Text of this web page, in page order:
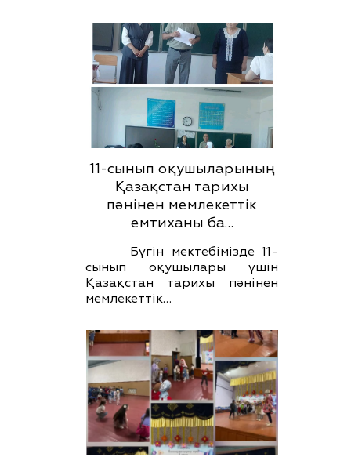
11-сынып оқушыларының
Қазақстан тарихы
пәнінен мемлекеттік
емтиханы ба…
Бүгін мектебімізде 11-
сынып оқушылары үшін
Қазақстан тарихы пәнінен
мемлекеттік…